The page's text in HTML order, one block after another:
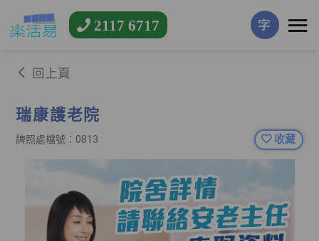
2117 6717 字
回上頁
瑞康護老院
牌照處檔號：0813 收藏